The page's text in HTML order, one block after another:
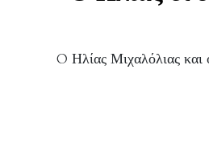
O Ηλίας Μιχαλόλιας